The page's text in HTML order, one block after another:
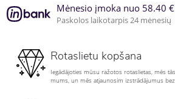
Mėnesio įmoka nuo 58.40 €
Paskolos laikotarpis 24 mėnesių
Rotaslietu kopšana
Iegādājoties mūsu ražotos rotaslietas, mēs
mums, un mēs atjaunosim izstrādājumus